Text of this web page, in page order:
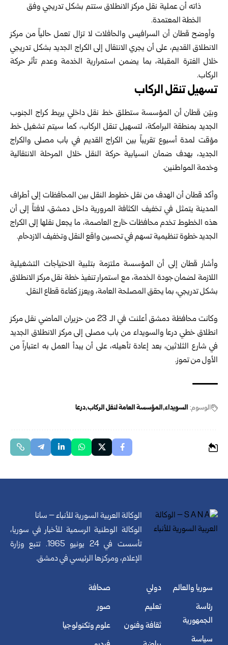
ذاته ‏أن عملية نقل مركز الانطلاق ستتم بشكل تدريجي وفق
الخطة ‏المعتمدة‎.‎
‎ ‎وأوضح قطان أن السرافيس والحافلات لا تزال تعمل حالياً من ‏مركز
الانطلاق القديم، على أن يجري الانتقال إلى الكراج ‏الجديد بشكل تدريجي
خلال الفترة المقبلة، بما يضمن استمرارية ‏الخدمة وعدم تأثر حركة
الركاب‎.‎
تسهيل تنقل الركاب
وبيّن قطان أن المؤسسة ستطلق خط نقل داخلي يربط كراج ‏الجنوب
الجديد بمنطقة البرامكة، لتسهيل تنقل الركاب، كما سيتم ‏تشغيل خط
مؤقت لمدة أسبوع تقريباً بين الكراج القديم في باب ‏مصلى والكراج
الجديد، بهدف ضمان انسيابية حركة النقل خلال ‏المرحلة الانتقالية
وخدمة المواطنين‎.‎
وأكد قطان أن الهدف من نقل خطوط النقل بين المحافظات إلى ‏أطراف
المدينة يتمثل في تخفيف الكثافة المرورية داخل دمشق، ‏لافتاً إلى أن
هذه الخطوط تخدم محافظات خارج العاصمة، ما ‏يجعل نقلها إلى الكراج
الجديد خطوة تنظيمية تسهم في تحسين ‏واقع النقل وتخفيف الازدحام‎.‎
وأشار قطان إلى أن المؤسسة ملتزمة بتلبية الاحتياجات التشغيلية
‏اللازمة لضمان جودة الخدمة، مع استمرار تنفيذ خطة نقل مركز ‏الانطلاق
بشكل تدريجي، بما يحقق المصلحة العامة، ويعزز ‏كفاءة قطاع النقل‎.‎
وكانت محافظة دمشق أعلنت في الـ 23 من حزيران الماضي نقل ‏مركز
انطلاق خطي درعا والسويداء من باب مصلى إلى مركز ‏الانطلاق الجديد
في شارع الثلاثين، بعد إعادة تأهيله، على أن ‏يبدأ العمل به اعتباراً من
الأول من تموز.
الوسوم: السويداء المؤسسة العامة لنقل الركاب درعا
الوكالة العربية السورية للأنباء – سانا
الوكالة الوطنية الرسمية للأخبار في سوريا،
تأسست في 24 يونيو 1965. تتبع وزارة
الإعلام، ومركزها الرئيسي في دمشق.
سوريا والعالم
رئاسة
الجمهورية
سياسة
دولي
تعليم
ثقافة وفنون
صحافة
صور
علوم وتكنولوجيا